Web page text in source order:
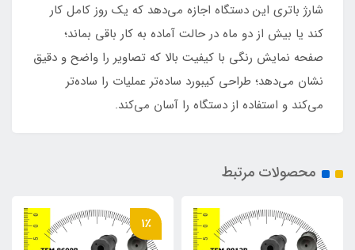
شارژ باتری این دستگاه اجازه می‌دهد که یک روز کامل کار
کند یا بیش از دو ماه در حالت آماده به کار باقی بماند؛
صفحه نمایش رنگی با کیفیت بالا که تصاویر را واضح و دقیق
نشان می‌دهد؛ طراحی کیبورد ساده‌تر عملیات را ساده‌تر
می‌کند و استفاده از دستگاه را آسان می‌کند.
محصولات مرتبط
1٪